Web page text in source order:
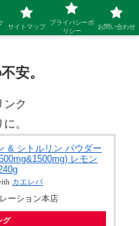
するブログ
安。
ンク
。
& シトルリン パウダー
レモン
カエレバ
ーション本店
グ
サイトマップ
プライバシーポ
リシー
お問い合わせ